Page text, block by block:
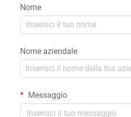
Nome
Nome aziendale
Messaggio